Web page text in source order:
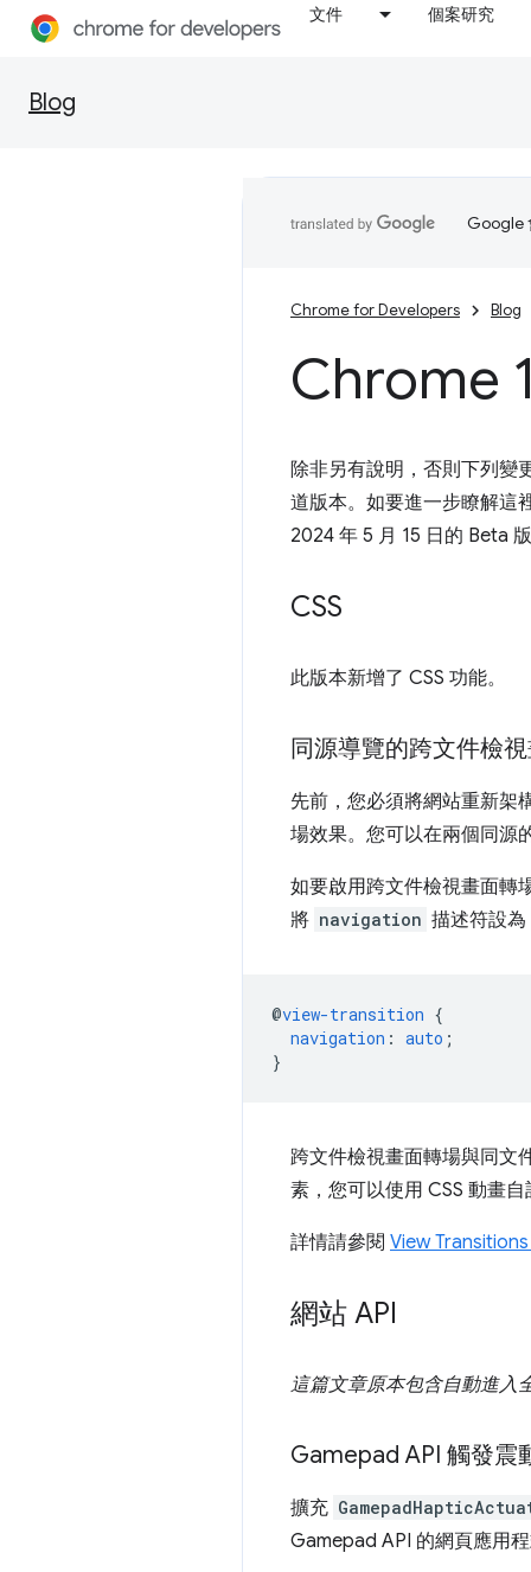
文件 個案研究
Blog
Google
Chrome for Developers Blog
Chrome
除非另有說明，否則下列變
道版本。如要進一步瞭解這
2024 年 5 月 15 日的 Beta
CSS
此版本新增了 CSS 功能。
同源導覽的跨文件檢
先前，您必須將網站重新架
場效果。您可以在兩個同源
如要啟用跨文件檢視畫面轉
將 navigation 描述符設為
@view-transition {
navigation : auto ;
}
跨文件檢視畫面轉場與同文
素，您可以使用 CSS 動畫自
詳情請參閱 View
網站 API
這篇文章原本包含自動進入
Gamepad API 觸發震
擴充
Gamepad API 的網頁應用